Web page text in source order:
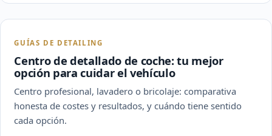
GUÍAS DE DETAILING
Centro de detallado de coche: tu mejor
opción para cuidar el vehículo
Centro profesional, lavadero o bricolaje: comparativa
honesta de costes y resultados, y cuándo tiene sentido
cada opción.